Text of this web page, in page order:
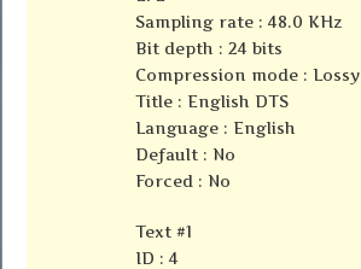
Sampling rate : 48.0 KHz
Bit depth : 24 bits
Compression mode : Lossy
Title : English DTS
Language : English
Default : No
Forced : No
Text #1
ID : 4